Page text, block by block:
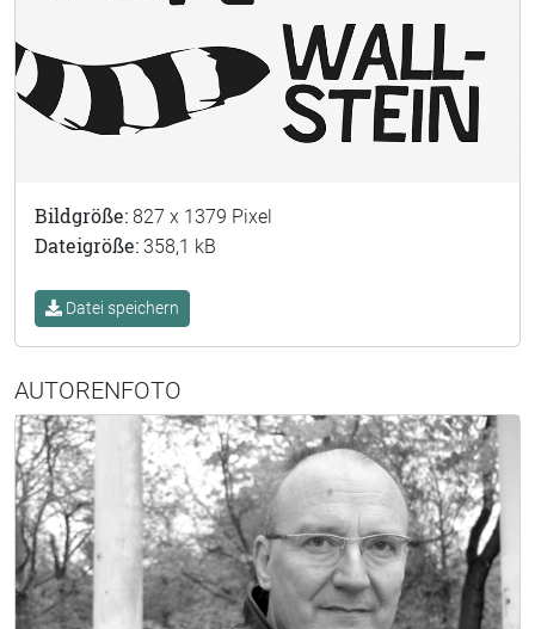
Bildgröße: 827 x 1379 Pixel
Dateigröße: 358,1 kB
Datei speichern
AUTORENFOTO